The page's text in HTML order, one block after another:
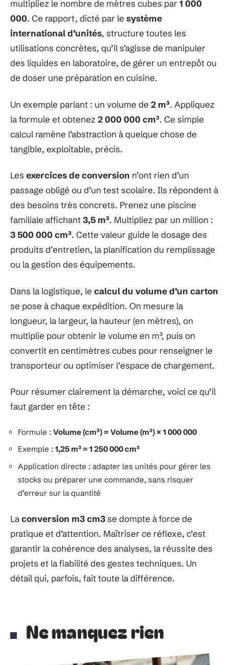
multipliez le nombre de mètres cubes par1 000
000. Ce rapport, dicté par le système
international d’unités, structure toutes les
utilisations concrètes, qu’il s’agisse de manipuler
des liquides en laboratoire, de gérer un entrepôt ou
de doser une préparation en cuisine.
Un exemple parlant : un volume de 2 m³. Appliquez
la formule et obtenez 2 000 000 cm³. Ce simple
calcul ramène l’abstraction à quelque chose de
tangible, exploitable, précis.
Les exercices de conversion n’ont rien d’un
passage obligé ou d’un test scolaire. Ils répondent à
des besoins très concrets. Prenez une piscine
familiale affichant 3,5 m³. Multipliez par un million :
3 500 000 cm³. Cette valeur guide le dosage des
produits d’entretien, la planification du remplissage
ou la gestion des équipements.
Dans la logistique, le calcul du volume d’un carton
se pose à chaque expédition. On mesure la
longueur, la largeur, la hauteur (en mètres), on
multiplie pour obtenir le volume en m³, puis on
convertit en centimètres cubes pour renseigner le
transporteur ou optimiser l’espace de chargement.
Pour résumer clairement la démarche, voici ce qu’il
faut garder en tête :
Formule : Volume (cm³) = Volume (m³) × 1 000 000
Exemple : 1,25 m³ = 1 250 000 cm³
Application directe : adapter les unités pour gérer les
stocks ou préparer une commande, sans risquer
d’erreur sur la quantité
Laconversion m3 cm3se dompte à force de
pratique et d’attention. Maîtriser ce réflexe, c’est
garantir la cohérence des analyses, la réussite des
projets et la fiabilité des gestes techniques. Un
détail qui, parfois, fait toute la différence.
Ne manquez rien